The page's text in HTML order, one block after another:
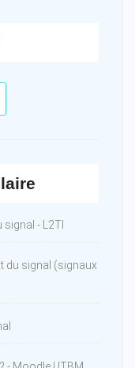
- L2TI
du signal (signaux